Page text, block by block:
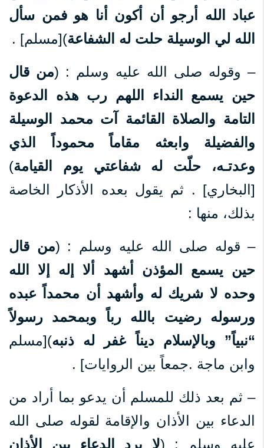
عباد الله أرجو أن أكون أنا هو فمن سأل
الله لي الوسيلة حلت له الشفاعة)[مسلم] .
– وقوله صلى الله عليه وسلم : (من قال
حين يسمع النداء اللهم رب هذه الدعوة
التامة والصلاة القائمة آت محمد الوسيلة
والفضيلة وابعثه مقاماً محموداً الذي
وعدتـه، حلّت له شفاعتي يوم القيامة)
[البخاري] . ثم يقول بعده الأذكار الخاصة
بذلك، منها :
– قوله صلى الله عليه وسلم : (من قال
حين يسمع المؤذن أشهد ألا إله إلا الله
وحده لا شريك له وأشهد أن محمداً عبده
ورسوله رضيت بالله رباً وبمحمد رسولاً
“نبياً” وبالإسلام ديناً غفر له ذنبه)[مسلم
وابن ماجة .جمعاً بين الروايات] .
– ثم بعد ذلك للمسلم أن يدعو بما أراد من
الدعاء بين الأذان والإقامة لقوله صلى الله
عليه وسلم : (لا يرد الدعاء بين الأذان